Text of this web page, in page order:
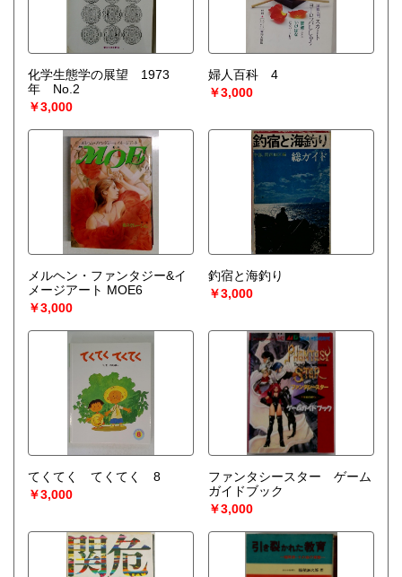
化学生態学の展望 1973
年 No.2
￥3,000
婦人百科 4
￥3,000
メルヘン・ファンタジー&イ
メージアート MOE6
￥3,000
釣宿と海釣り
￥3,000
てくてく てくてく 8
￥3,000
ファンタシースター ゲーム
ガイドブック
￥3,000